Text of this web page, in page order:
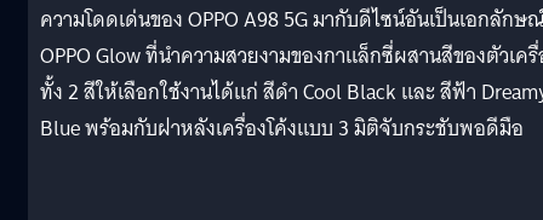
ความโดดเด่นของ OPPO A98 5G มากับดีไซน์อันเป็นเอกลักษ
OPPO Glow ที่นำความสวยงามของกาแล็กซี่ผสานสีของตัวเค
ทั้ง 2 สีให้เลือกใช้งานได้แก่ สีดำ Cool Black และ สีฟ้า
Blue พร้อมกับฝาหลังเครื่องโค้งแบบ 3 มิติจับกระชับพอดีมือ